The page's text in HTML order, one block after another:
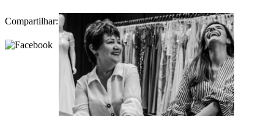
Compartilhar: